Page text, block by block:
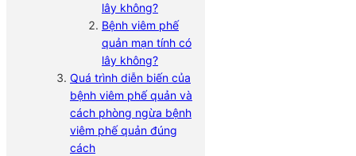
lây không?
Bệnh viêm phế
quản mạn tính có
lây không?
Quá trình diễn biến của
bệnh viêm phế quản và
cách phòng ngừa bệnh
viêm phế quản đúng
cách